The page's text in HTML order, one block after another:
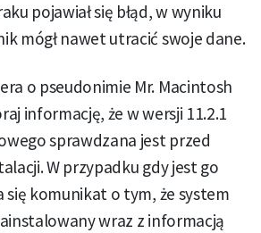
pojawiał się błąd, w wyniku
mógł nawet utracić swoje dane.
o pseudonimie Mr. Macintosh
informację, że w wersji 11.2.1
sprawdzana jest przed
W przypadku gdy jest go
się komunikat o tym, że system
wraz z informacją